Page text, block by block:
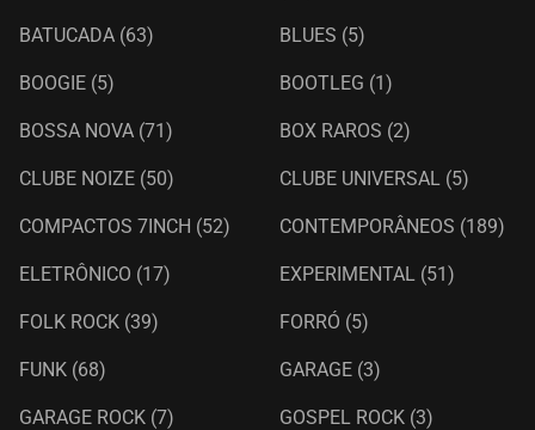
BATUCADA (63) BLUES (5)
BOOGIE (5) BOOTLEG (1)
BOSSA NOVA (71) BOX RAROS (2)
CLUBE NOIZE (50) CLUBE UNIVERSAL (5)
COMPACTOS 7INCH (52) CONTEMPORÂNEOS (189)
ELETRÔNICO (17) EXPERIMENTAL (51)
FOLK ROCK (39) FORRÓ (5)
FUNK (68) GARAGE (3)
GARAGE ROCK (7) GOSPEL ROCK (3)